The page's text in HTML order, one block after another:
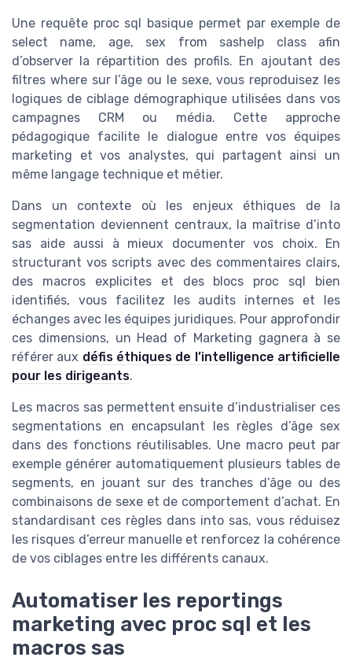
Une requête proc sql basique permet par exemple de
select name, age, sex from sashelp class afin
d’observer la répartition des profils. En ajoutant des
filtres where sur l’âge ou le sexe, vous reproduisez les
logiques de ciblage démographique utilisées dans vos
campagnes CRM ou média. Cette approche
pédagogique facilite le dialogue entre vos équipes
marketing et vos analystes, qui partagent ainsi un
même langage technique et métier.
Dans un contexte où les enjeux éthiques de la
segmentation deviennent centraux, la maîtrise d’into
sas aide aussi à mieux documenter vos choix. En
structurant vos scripts avec des commentaires clairs,
des macros explicites et des blocs proc sql bien
identifiés, vous facilitez les audits internes et les
échanges avec les équipes juridiques. Pour approfondir
ces dimensions, un Head of Marketing gagnera à se
référer aux défis éthiques de l’intelligence artificielle
pour les dirigeants.
Les macros sas permettent ensuite d’industrialiser ces
segmentations en encapsulant les règles d’âge sex
dans des fonctions réutilisables. Une macro peut par
exemple générer automatiquement plusieurs tables de
segments, en jouant sur des tranches d’âge ou des
combinaisons de sexe et de comportement d’achat. En
standardisant ces règles dans into sas, vous réduisez
les risques d’erreur manuelle et renforcez la cohérence
de vos ciblages entre les différents canaux.
Automatiser les reportings
marketing avec proc sql et les
macros sas